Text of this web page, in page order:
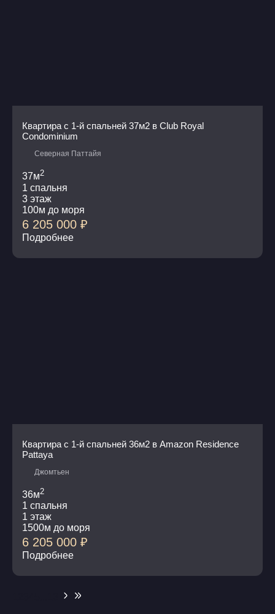
Квартира с 1-й спальней 37м2 в Club Royal
Condominium
Северная Паттайя
37м2
1 спальня
3 этаж
100м до моря
6 205 000 ₽
Подробнее
Квартира с 1-й спальней 36м2 в Amazon Residence
Pattaya
Джомтьен
36м2
1 спальня
1 этаж
1500м до моря
6 205 000 ₽
Подробнее